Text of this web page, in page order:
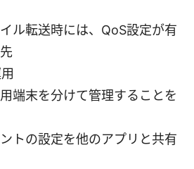
ル転送時には、QoS設定が有
端末を分けて管理することを
トの設定を他のアプリと共有